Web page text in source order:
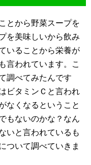
とから野菜スープを
を美味しいから飲み
いることから栄養が
言われています。こ
調べてみたんです
ビタミンＣと言われ
なくなるということ
もないのかな？なん
いと言われているも
ついて調べていきま